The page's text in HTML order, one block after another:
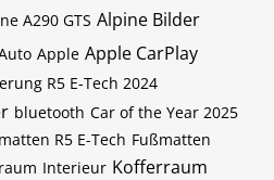
A290 GTS Alpine Bilder
Apple Apple CarPlay
R5 E-Tech 2024
bluetooth Car of the Year 2025
R5 E-Tech Fußmatten
Interieur Kofferraum